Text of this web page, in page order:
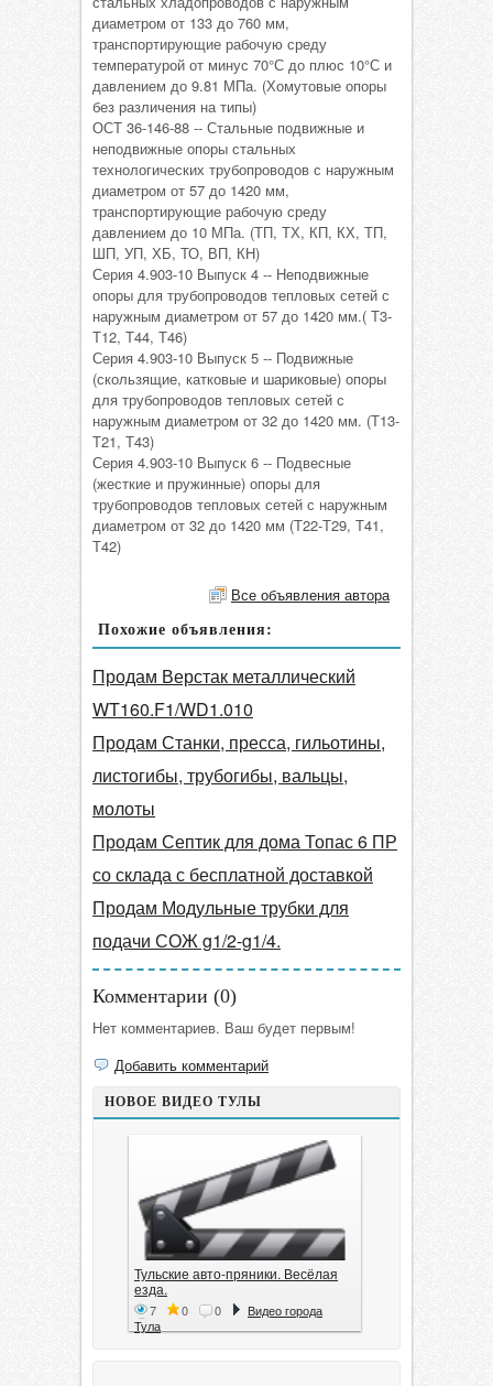
диаметром от 133 до 760 мм,
транспортирующие рабочую среду
температурой от минус 70°С до плюс 10°С и
давлением до 9.81 МПа. (Хомутовые опоры
без различения на типы)
ОСТ 36-146-88 -- Стальные подвижные и
неподвижные опоры стальных
технологических трубопроводов с наружным
диаметром от 57 до 1420 мм,
транспортирующие рабочую среду
давлением до 10 МПа. (ТП, ТХ, КП, КХ, ТП,
ШП, УП, ХБ, ТО, ВП, КН)
Серия 4.903-10 Выпуск 4 -- Неподвижные
опоры для трубопроводов тепловых сетей с
наружным диаметром от 57 до 1420 мм.( Т3-
Т12, Т44, Т46)
Серия 4.903-10 Выпуск 5 -- Подвижные
(скользящие, катковые и шариковые) опоры
для трубопроводов тепловых сетей с
наружным диаметром от 32 до 1420 мм. (Т13-
Т21, Т43)
Серия 4.903-10 Выпуск 6 -- Подвесные
(жесткие и пружинные) опоры для
трубопроводов тепловых сетей с наружным
диаметром от 32 до 1420 мм (Т22-Т29, Т41,
Т42)
Все объявления автора
Похожие объявления:
Продам Верстак металлический
WT160.F1/WD1.010
Продам Станки, пресса, гильотины,
листогибы, трубогибы, вальцы,
молоты
Продам Септик для дома Топас 6 ПР
со склада с бесплатной доставкой
Продам Модульные трубки для
подачи СОЖ g1/2-g1/4.
Комментарии (0)
Нет комментариев. Ваш будет первым!
Добавить комментарий
НОВОЕ ВИДЕО ТУЛЫ
Тульские авто-пряники. Весёлая
езда.
7 0 0
Видео города
Тула